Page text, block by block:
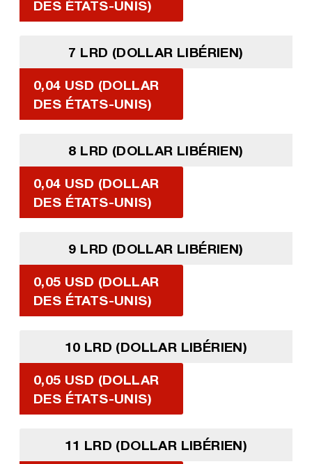
DES ÉTATS-UNIS)
7 LRD (DOLLAR LIBÉRIEN)
0,04 USD (DOLLAR
DES ÉTATS-UNIS)
8 LRD (DOLLAR LIBÉRIEN)
0,04 USD (DOLLAR
DES ÉTATS-UNIS)
9 LRD (DOLLAR LIBÉRIEN)
0,05 USD (DOLLAR
DES ÉTATS-UNIS)
10 LRD (DOLLAR LIBÉRIEN)
0,05 USD (DOLLAR
DES ÉTATS-UNIS)
11 LRD (DOLLAR LIBÉRIEN)